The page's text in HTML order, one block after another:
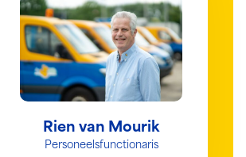
Rien van Mourik
Personeelsfunctionaris